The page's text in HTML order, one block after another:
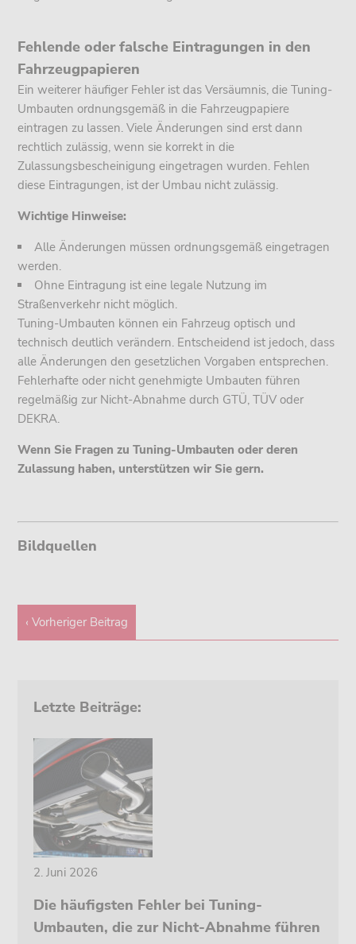
Fehlende oder falsche Eintragungen in den
Fahrzeugpapieren
Ein weiterer häufiger Fehler ist das Versäumnis, die Tuning-
Umbauten ordnungsgemäß in die Fahrzeugpapiere
eintragen zu lassen. Viele Änderungen sind erst dann
rechtlich zulässig, wenn sie korrekt in die
Zulassungsbescheinigung eingetragen wurden. Fehlen
diese Eintragungen, ist der Umbau nicht zulässig.
Wichtige Hinweise:
Alle Änderungen müssen ordnungsgemäß eingetragen
werden.
Ohne Eintragung ist eine legale Nutzung im
Straßenverkehr nicht möglich.
Tuning-Umbauten können ein Fahrzeug optisch und
technisch deutlich verändern. Entscheidend ist jedoch, dass
alle Änderungen den gesetzlichen Vorgaben entsprechen.
Fehlerhafte oder nicht genehmigte Umbauten führen
regelmäßig zur Nicht-Abnahme durch GTÜ, TÜV oder
DEKRA.
Wenn Sie Fragen zu Tuning-Umbauten oder deren
Zulassung haben, unterstützen wir Sie gern.
Bildquellen
‹ Vorheriger Beitrag
Letzte Beiträge:
2. Juni 2026
Die häufigsten Fehler bei Tuning-
Umbauten, die zur Nicht-Abnahme führen